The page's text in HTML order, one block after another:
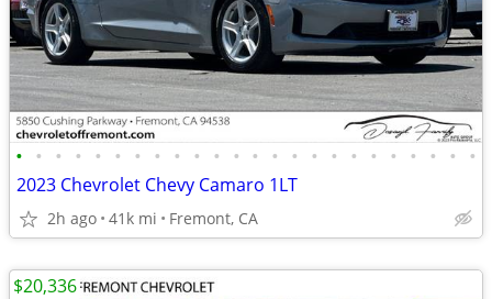
• • • • • • • • • • • • • • • • • • • • • • • •
2023 Chevrolet Chevy Camaro 1LT
2h ago 41k mi Fremont, CA
$20,336